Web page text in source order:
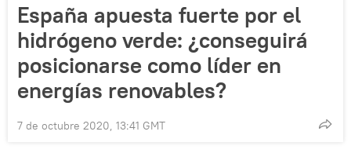
España apuesta fuerte por el
hidrógeno verde: ¿conseguirá
posicionarse como líder en
energías renovables?
7 de octubre 2020, 13:41 GMT